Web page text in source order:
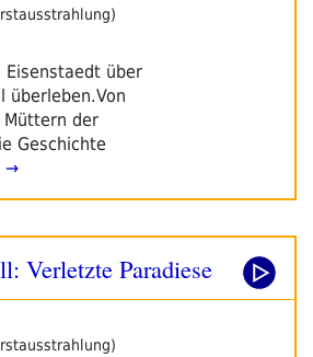
Eisenstaedt über
überleben.Von
Müttern der
Geschichte
→
Verletzte Paradiese